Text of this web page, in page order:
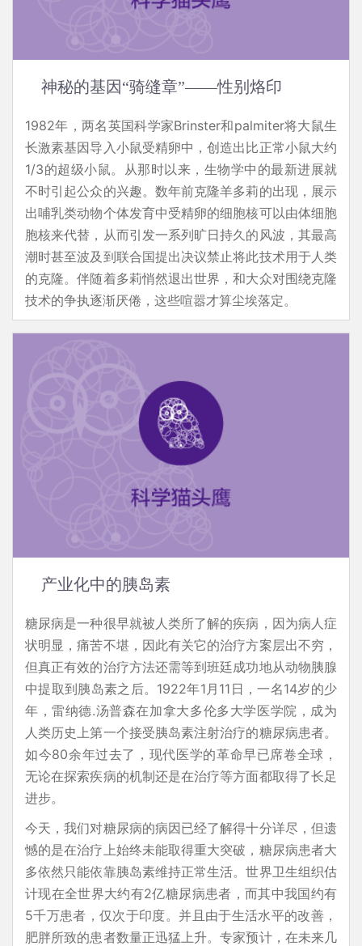
神秘的基因“骑缝章”——性别烙印
1982年，两名英国科学家Brinster和palmiter将大鼠生
长激素基因导入小鼠受精卵中，创造出比正常小鼠大约
1/3的超级小鼠。从那时以来，生物学中的最新进展就
不时引起公众的兴趣。数年前克隆羊多莉的出现，展示
出哺乳类动物个体发育中受精卵的细胞核可以由体细胞
胞核来代替，从而引发一系列旷日持久的风波，其最高
潮时甚至波及到联合国提出决议禁止将此技术用于人类
的克隆。伴随着多莉悄然退出世界，和大众对围绕克隆
技术的争执逐渐厌倦，这些喧嚣才算尘埃落定。
产业化中的胰岛素
糖尿病是一种很早就被人类所了解的疾病，因为病人症
状明显，痛苦不堪，因此有关它的治疗方案层出不穷，
但真正有效的治疗方法还需等到班廷成功地从动物胰腺
中提取到胰岛素之后。1922年1月11日，一名14岁的少
年，雷纳德.汤普森在加拿大多伦多大学医学院，成为
人类历史上第一个接受胰岛素注射治疗的糖尿病患者。
如今80余年过去了，现代医学的革命早已席卷全球，
无论在探索疾病的机制还是在治疗等方面都取得了长足
进步。
今天，我们对糖尿病的病因已经了解得十分详尽，但遗
憾的是在治疗上始终未能取得重大突破，糖尿病患者大
多依然只能依靠胰岛素维持正常生活。世界卫生组织估
计现在全世界大约有2亿糖尿病患者，而其中我国约有
5千万患者，仅次于印度。并且由于生活水平的改善，
肥胖所致的患者数量正迅猛上升。专家预计，在未来几